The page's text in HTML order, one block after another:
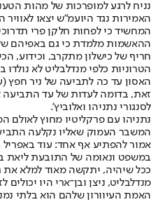
נניח לרגע למופרכות של מהות
האמירות נגד היועמ"ש יצאו
המחשיד כי לפחות חלקן פרי
ההאשמות מלמדת כי גם באפיהם
חריף של כישלון מתקרב, וכידוע,
הטרוניות כלפי מנדלבליט לא
האסון עד כה לתביעה של ניר חפץ
זאת, בדומה לעדות של עד התביעה
לסנגורי נתניהו ואלוביץ'.
נתניהו עם פרקליטיו מחוץ לאולם
המשבר העמוק שאליו נקלעה
אמור להפתיע אף אחד: עוד
במשפט ונאומה של התובעת ליאת
ככל שיהיה, יתקשה מאוד למלא את
מנדלבליט, ניצן ובן־ארי היו
האמת העיוורון שלהם הוא בלתי